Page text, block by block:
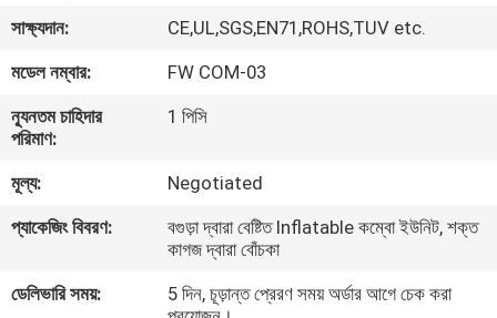
সম্পর্কে
কারখানা
মান
সাক্ষ্যদান:
CE,UL,SGS,EN71,ROHS,TUV etc.
মডেল নম্বার:
FW COM-03
ন্যূনতম চাহিদার
পরিমাণ:
1 পিসি
মূল্য:
Negotiated
প্যাকেজিং বিবরণ:
বগুড়া দ্বারা বেষ্টিত Inflatable কম্বো ইউনিট, শক্ত
কাগজ দ্বারা বোঁচকা
ডেলিভারি সময়:
5 দিন, চূড়ান্ত প্রেরণ সময় অর্ডার আগে চেক করা